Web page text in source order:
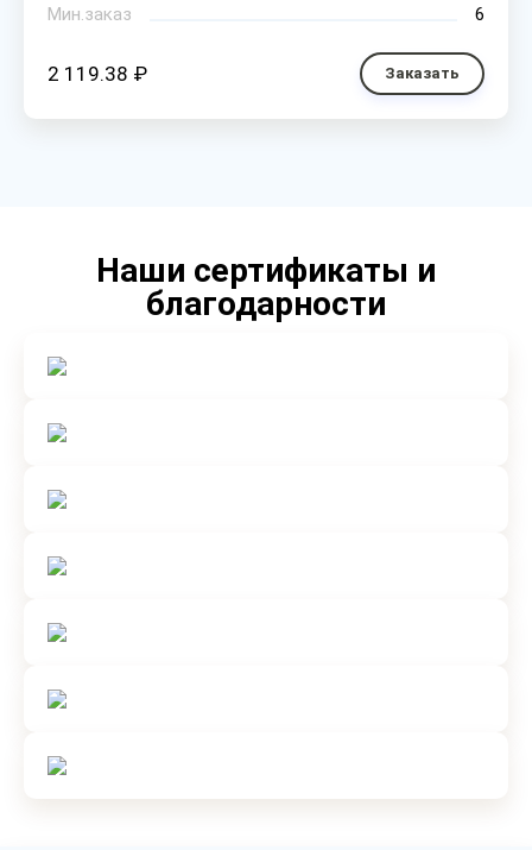
Мин.заказ
6
2 119.38 ₽ Заказать
Наши сертификаты и
благодарности